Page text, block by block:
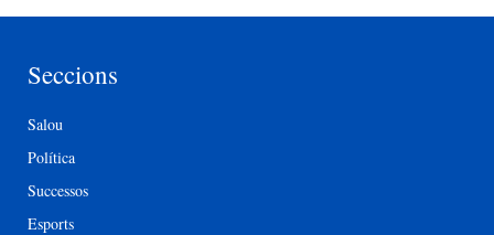
Seccions
Salou
Política
Successos
Esports